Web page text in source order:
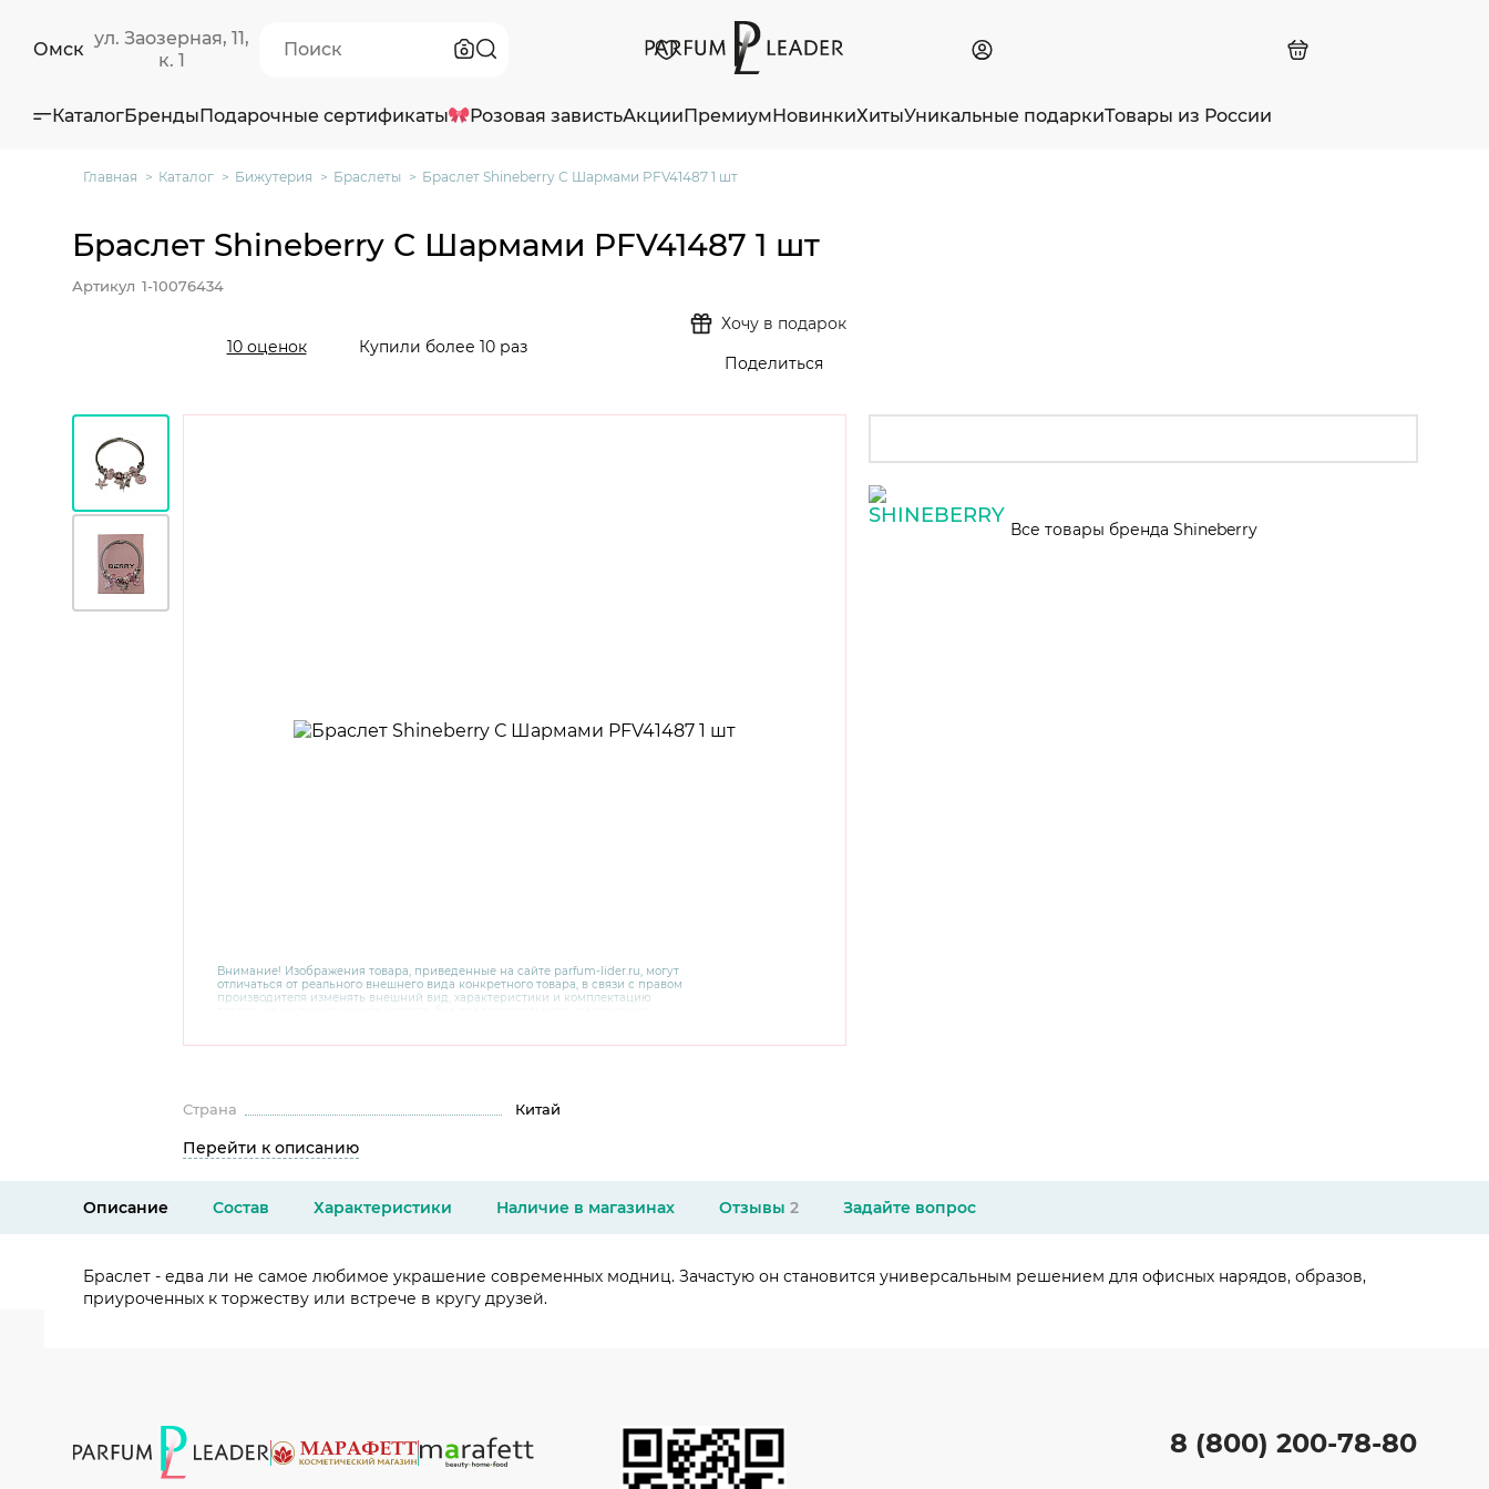
Омск
ул. Заозерная, 11,
к. 1
КаталогБрендыПодарочные сертификаты Розовая завистьАкцииПремиумНовинкиХитыУникальные подаркиТовары из России
Главная Каталог Бижутерия Браслеты Браслет Shineberry С Шармами PFV41487 1 шт
Внимание! Изображения товара, приведенные на сайте parfum-lider.ru, могут
отличаться от реального внешнего вида конкретного товара, в связи с правом
производителя изменять внешний вид, характеристики и комплектацию
консультантов по номеру 8 800 200 78 80.
Браслет Shineberry С Шармами PFV41487 1 шт
Артикул 1-10076434
10 оценок Купили более 10 раз
Хочу в подарок
Поделиться
Страна Китай
Перейти к описанию
Все товары бренда Shineberry
Описание Состав Характеристики Наличие в магазинах Отзывы 2 Задайте вопрос
Браслет - едва ли не самое любимое украшение современных модниц. Зачастую он становится универсальным решением для офисных нарядов, образов,
приуроченных к торжеству или встрече в кругу друзей.
8 (800) 200-78-80